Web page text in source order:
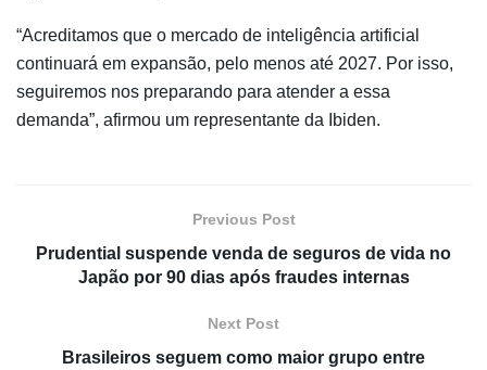
“Acreditamos que o mercado de inteligência artificial
continuará em expansão, pelo menos até 2027. Por isso,
seguiremos nos preparando para atender a essa
demanda”, afirmou um representante da Ibiden.
Previous Post
Prudential suspende venda de seguros de vida no
Japão por 90 dias após fraudes internas
Next Post
Brasileiros seguem como maior grupo entre